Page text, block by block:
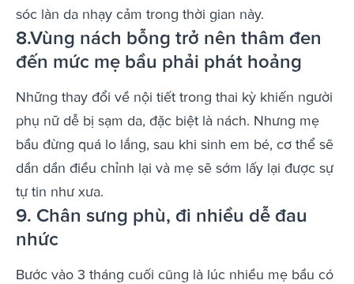
sóc làn da nhạy cảm trong thời gian này.
8.Vùng nách bỗng trở nên thâm đen
đến mức mẹ bầu phải phát hoảng
Những thay đổi về nội tiết trong thai kỳ khiến người
phụ nữ dễ bị sạm da, đặc biệt là nách. Nhưng mẹ
bầu đừng quá lo lắng, sau khi sinh em bé, cơ thể sẽ
dần dần điều chỉnh lại và mẹ sẽ sớm lấy lại được sự
tự tin như xưa.
9. Chân sưng phù, đi nhiều dễ đau
nhức
Bước vào 3 tháng cuối cũng là lúc nhiều mẹ bầu có